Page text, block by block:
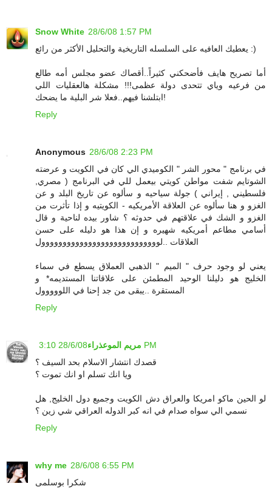
Snow White 28/6/08 1:57 PM
يعطيك العافيه على السلسله التاريخية والتحليل الأكثر من رائع :)
أما تصريح هايف فأضحكني كثيراً..أقصاك عضو مجلس أمه طالع
من فرعيه وياي تتحدى دولة عظمى!!! مشكلة هالعقليات اللي
ابتلشنا فيهم..فعلا شر البلية ما يضحك!
Reply
Anonymous 28/6/08 2:23 PM
في برنامج " محور الشر " الكوميدي الي كان في الكويت و عرضته
الشوتايم شفت مواطن كويتي بيعمل للي في البرنامج ( مصري,
فلسطيني , إيراني ) جولة سياحيه و سألوه عن تاريخ البلد و عن
الغزو و هنا سألوه عن العلاقة الأمريكيه - الكويتيه و إذا تأثرت من
الغزو و الشك في علاقتهم في حدوثه ؟ شاور بيده لناحية و قال
أسامي مطاعم أمريكيه شهيره و إن هذا هو دليله على حسن
العلاقات ..لوووووووووووووووووووووووووووول
يعني لو وجود حرف " الميم " الذهبي العملاق يسطع في سماء
الخليج هو دليلنا الوحيد المطمئن على علاقاتنا المستديمه* و
المستقرة ..يبقى من جد إحنا في اللووووول
Reply
مريم الموعذراء 28/6/08 3:10 PM
قصدك انتشار الاسلام بحد السيف ؟
ويا انك تسلم او انك تموت ؟
لو الحين ماكو امريكا والعراق دش الكويت وجميع دول الخليج, هل
نسمي الي سواه صدام في انه كبر الدوله العراقي شي زين ؟
Reply
why me 28/6/08 6:55 PM
شكرا بوسلمى